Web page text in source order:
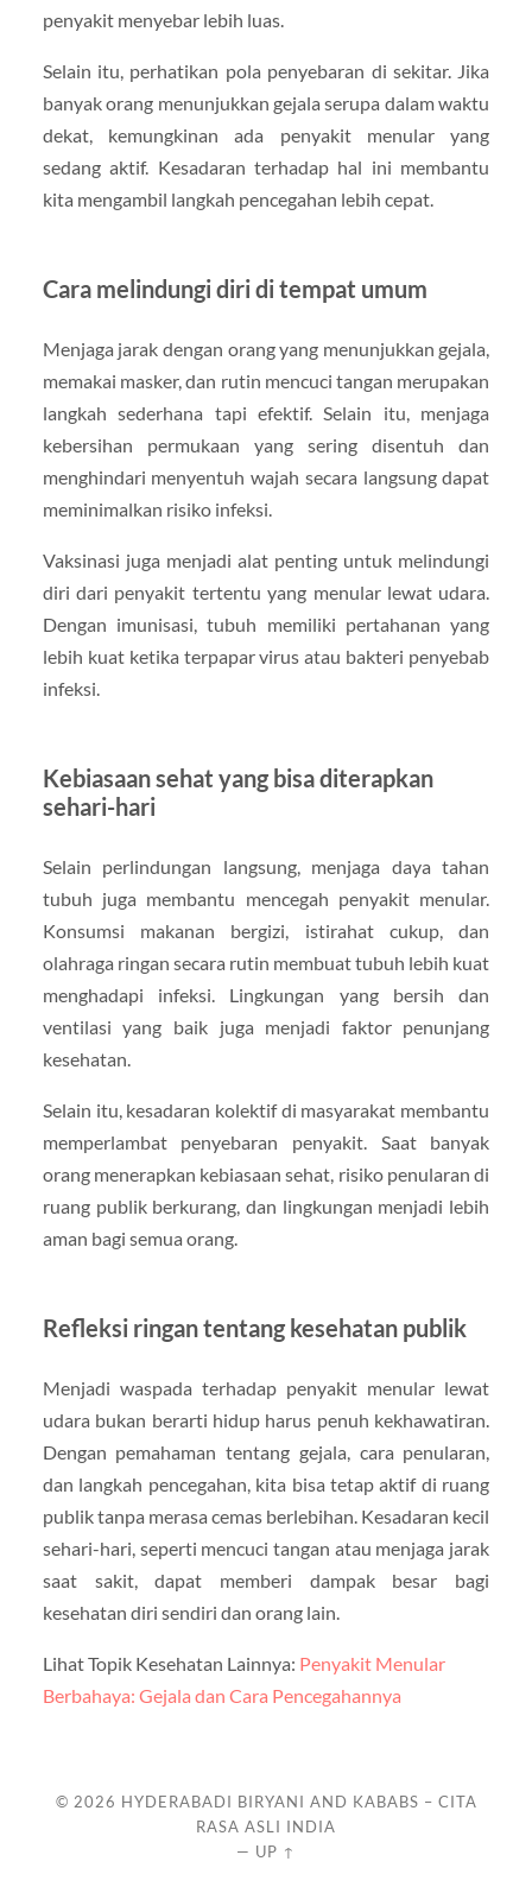
penyakit menyebar lebih luas.
Selain itu, perhatikan pola penyebaran di sekitar. Jika
banyak orang menunjukkan gejala serupa dalam waktu
dekat, kemungkinan ada penyakit menular yang
sedang aktif. Kesadaran terhadap hal ini membantu
kita mengambil langkah pencegahan lebih cepat.
Cara melindungi diri di tempat umum
Menjaga jarak dengan orang yang menunjukkan gejala,
memakai masker, dan rutin mencuci tangan merupakan
langkah sederhana tapi efektif. Selain itu, menjaga
kebersihan permukaan yang sering disentuh dan
menghindari menyentuh wajah secara langsung dapat
meminimalkan risiko infeksi.
Vaksinasi juga menjadi alat penting untuk melindungi
diri dari penyakit tertentu yang menular lewat udara.
Dengan imunisasi, tubuh memiliki pertahanan yang
lebih kuat ketika terpapar virus atau bakteri penyebab
infeksi.
Kebiasaan sehat yang bisa diterapkan
sehari-hari
Selain perlindungan langsung, menjaga daya tahan
tubuh juga membantu mencegah penyakit menular.
Konsumsi makanan bergizi, istirahat cukup, dan
olahraga ringan secara rutin membuat tubuh lebih kuat
menghadapi infeksi. Lingkungan yang bersih dan
ventilasi yang baik juga menjadi faktor penunjang
kesehatan.
Selain itu, kesadaran kolektif di masyarakat membantu
memperlambat penyebaran penyakit. Saat banyak
orang menerapkan kebiasaan sehat, risiko penularan di
ruang publik berkurang, dan lingkungan menjadi lebih
aman bagi semua orang.
Refleksi ringan tentang kesehatan publik
Menjadi waspada terhadap penyakit menular lewat
udara bukan berarti hidup harus penuh kekhawatiran.
Dengan pemahaman tentang gejala, cara penularan,
dan langkah pencegahan, kita bisa tetap aktif di ruang
publik tanpa merasa cemas berlebihan. Kesadaran kecil
sehari-hari, seperti mencuci tangan atau menjaga jarak
saat sakit, dapat memberi dampak besar bagi
kesehatan diri sendiri dan orang lain.
Lihat Topik Kesehatan Lainnya: Penyakit Menular
Berbahaya: Gejala dan Cara Pencegahannya
© 2026 HYDERABADI BIRYANI AND KABABS – CITA
RASA ASLI INDIA
— UP ↑